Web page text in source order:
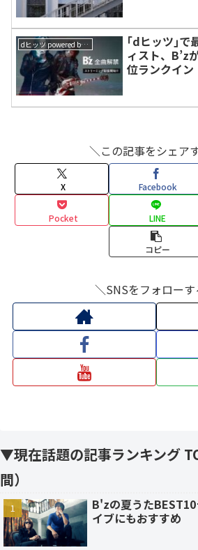
dヒッツ powered by レコチョク
｢dヒッツ｣で
ィスト、B’z
位ランクイン
＼この記事をシェア
X Facebook
Pocket LINE
コピー
＼SNSをフォロー
▼現在話題の記事ランキング
間）
B'zの夏うた
イブにもおすすめ